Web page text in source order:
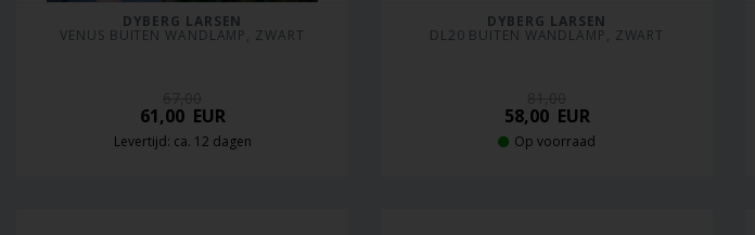
DYBERG LARSEN
VENUS BUITEN WANDLAMP, ZWART
61,00EUR
Levertijd: ca. 12 dagen
DYBERG LARSEN
DL20 BUITEN WANDLAMP, ZWART
58,00EUR
Op voorraad